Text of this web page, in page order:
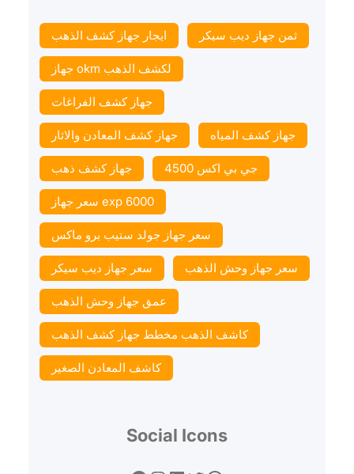
ايجار جهاز كشف الذهب ثمن جهاز ديب سيكر
جهاز okm لكشف الذهب
جهاز كشف الفراغات
جهاز كشف المعادن والاثار جهاز كشف المياه
جهاز كشف ذهب جي بي اكس 4500
سعر جهاز exp 6000
سعر جهاز جولد ستيب برو ماكس
سعر جهاز ديب سيكر سعر جهاز وحش الذهب
عمق جهاز وحش الذهب
كاشف الذهب مخطط جهاز كشف الذهب
كاشف المعادن الصغير
Social Icons